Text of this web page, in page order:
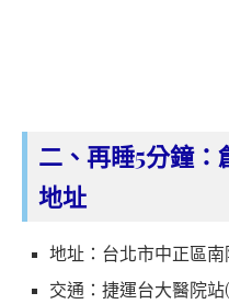
二、再睡5分鐘：
地址
地址：台北市中正區南
交通：捷運台大醫院